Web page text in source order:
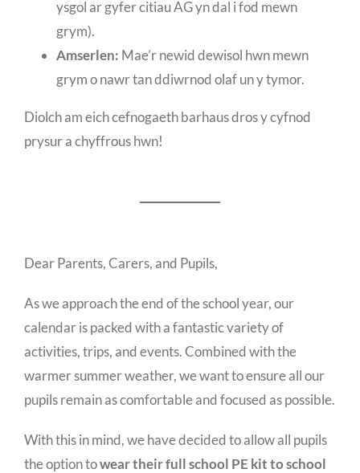
ysgol ar gyfer citiau AG yn dal i fod mewn
grym).
Amserlen: Mae’r newid dewisol hwn mewn
grym o nawr tan ddiwrnod olaf un y tymor.
Diolch am eich cefnogaeth barhaus dros y cyfnod
prysur a chyffrous hwn!
Dear Parents, Carers, and Pupils,
As we approach the end of the school year, our
calendar is packed with a fantastic variety of
activities, trips, and events. Combined with the
warmer summer weather, we want to ensure all our
pupils remain as comfortable and focused as possible.
With this in mind, we have decided to allow all pupils
the option towear their full school PE kit to school